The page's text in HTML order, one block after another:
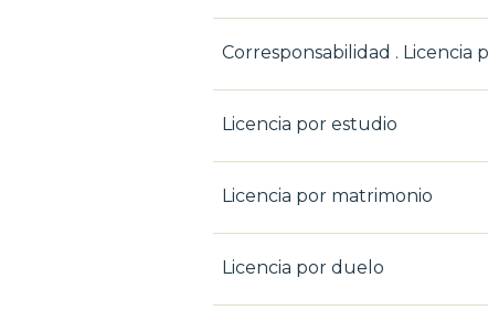
Corresponsabilidad . Licencia
Licencia por estudio
Licencia por matrimonio
Licencia por duelo